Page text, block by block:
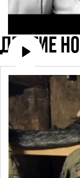
ДРУГИЕ